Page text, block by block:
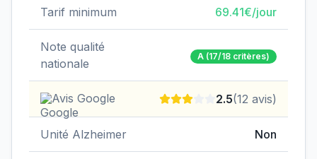
Tarif minimum 69.41€/jour
Note qualité
nationale
A (17/18 critères)
Avis Google 2.5(12 avis)
Unité Alzheimer Non